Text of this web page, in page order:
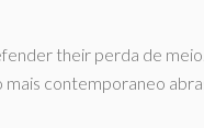
their perda de
contemporaneo